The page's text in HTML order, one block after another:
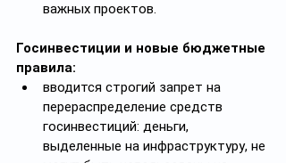
важных проектов.
Госинвестиции и новые бюджетные
правила:
вводится строгий запрет на
перераспределение средств
госинвестиций: деньги,
выделенные на инфраструктуру, не